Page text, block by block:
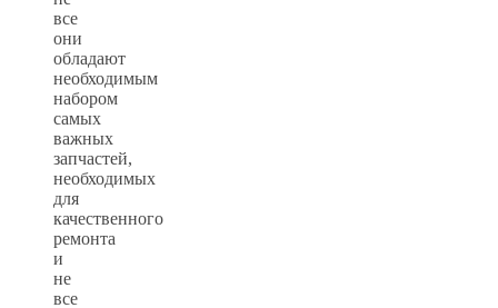
все
они
обладают
необходимым
набором
самых
важных
запчастей,
необходимых
для
качественного
ремонта
и
не
все